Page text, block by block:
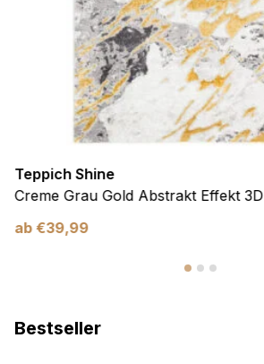
Teppich Shine
Creme Grau Gold Abstrakt Effekt 3D
ab €39,99
Bestseller